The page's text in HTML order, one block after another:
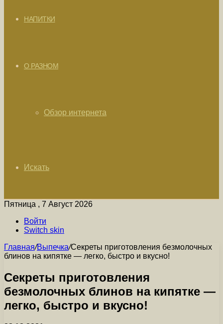
НАПИТКИ
О РАЗНОМ
Обзор интернета
Искать
Пятница , 7 Август 2026
Войти
Switch skin
Главная/Выпечка/Секреты приготовления безмолочных
блинов на кипятке — легко, быстро и вкусно!
Секреты приготовления
безмолочных блинов на кипятке —
легко, быстро и вкусно!